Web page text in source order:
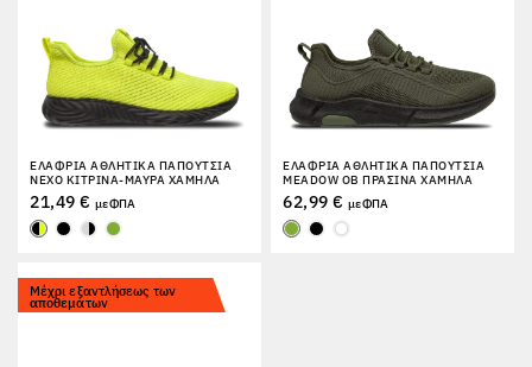
ΕΛΑΦΡΙΆ ΑΘΛΗΤΙΚΆ ΠΑΠΟΎΤΣΙΑ
NEXO ΚΊΤΡΙΝΑ-ΜΑΎΡΑ ΧΑΜΗΛΆ
21,49 € με ΦΠΑ
ΕΛΑΦΡΙΆ ΑΘΛΗΤΙΚΆ ΠΑΠΟΎΤΣΙΑ
MEADOW OB ΠΡΆΣΙΝΑ ΧΑΜΗΛΆ
62,99 € με ΦΠΑ
Μέχρι εξαντλήσεως των
αποθεμάτων